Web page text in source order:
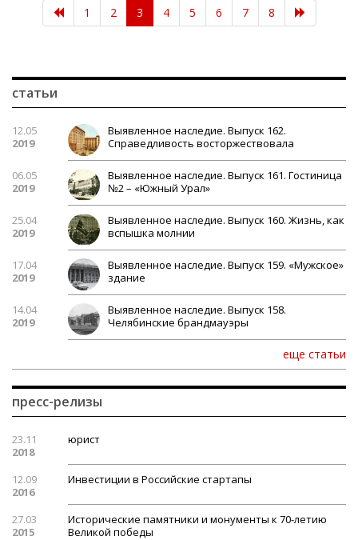
1 2 3(current)
4 5 6 7 8
статьи
12.05
2019
Выявленное наследие. Выпуск 162.
Справедливость восторжествовала
06.05
2019
Выявленное наследие. Выпуск 161. Гостиница
№2 – «Южный Урал»
25.04
2019
Выявленное наследие. Выпуск 160. Жизнь, как
вспышка молнии
17.04
2019
Выявленное наследие. Выпуск 159. «Мужское»
здание
14.04
2019
Выявленное наследие. Выпуск 158.
Челябинские брандмауэры
еще статьи
пресс-релизы
23.11
2018
юрист
12.09
2016
Инвестиции в Российские стартапы
27.03
2015
Исторические памятники и монументы к 70-летию
Великой победы